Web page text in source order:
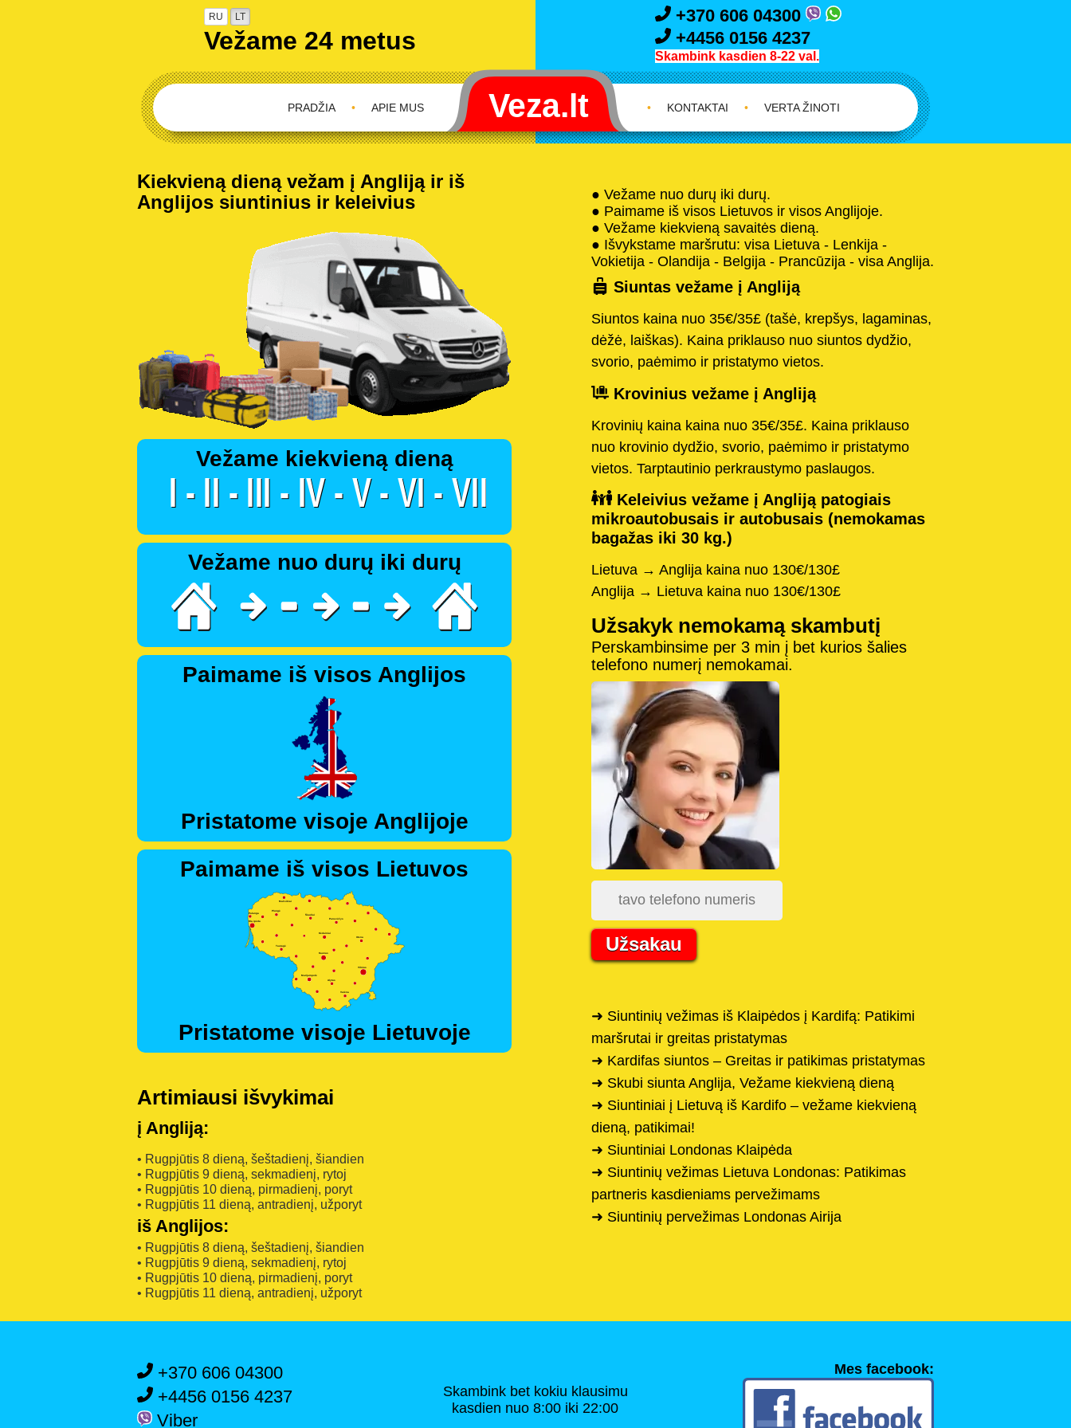
RU LT
Vežame 24 metus
+370 606 04300
+4456 0156 4237
Skambink kasdien 8-22 val.
APIE MUS
•
PRADŽIA • KONTAKTAI • VERTA ŽINOTI
Kiekvieną dieną vežam į Angliją ir iš
Anglijos siuntinius ir keleivius
Vežame kiekvieną dieną
Vežame nuo durų iki durų
Paimame iš visos Anglijos
Pristatome visoje Anglijoje
Paimame iš visos Lietuvos
Pristatome visoje Lietuvoje
Artimiausi išvykimai
į Angliją:
• Rugpjūtis 8 dieną, šeštadienį, šiandien
• Rugpjūtis 9 dieną, sekmadienį, rytoj
• Rugpjūtis 10 dieną, pirmadienį, poryt
• Rugpjūtis 11 dieną, antradienį, užporyt
iš Anglijos:
• Rugpjūtis 8 dieną, šeštadienį, šiandien
• Rugpjūtis 9 dieną, sekmadienį, rytoj
• Rugpjūtis 10 dieną, pirmadienį, poryt
• Rugpjūtis 11 dieną, antradienį, užporyt
● Vežame nuo durų iki durų.
● Paimame iš visos Lietuvos ir visos Anglijoje.
● Vežame kiekvieną savaitės dieną.
● Išvykstame maršrutu: visa Lietuva - Lenkija -
Vokietija - Olandija - Belgija - Prancūzija - visa Anglija.
Siuntas vežame į Angliją
Siuntos kaina nuo 35€/35£ (tašė, krepšys, lagaminas,
dėžė, laiškas). Kaina priklauso nuo siuntos dydžio,
svorio, paėmimo ir pristatymo vietos.
Krovinius vežame į Angliją
Krovinių kaina kaina nuo 35€/35£. Kaina priklauso
nuo krovinio dydžio, svorio, paėmimo ir pristatymo
vietos. Tarptautinio perkraustymo paslaugos.
Keleivius vežame į Angliją patogiais
mikroautobusais ir autobusais (nemokamas
bagažas iki 30 kg.)
Lietuva → Anglija kaina nuo 130€/130£
Anglija → Lietuva kaina nuo 130€/130£
Užsakyk nemokamą skambutį
Perskambinsime per 3 min į bet kurios šalies
telefono numerį nemokamai.
Užsakau
➜ Siuntinių vežimas iš Klaipėdos į Kardifą: Patikimi
maršrutai ir greitas pristatymas
➜ Kardifas siuntos – Greitas ir patikimas pristatymas
➜ Skubi siunta Anglija, Vežame kiekvieną dieną
➜ Siuntiniai į Lietuvą iš Kardifo – vežame kiekvieną
dieną, patikimai!
➜ Siuntiniai Londonas Klaipėda
➜ Siuntinių vežimas Lietuva Londonas: Patikimas
partneris kasdieniams pervežimams
➜ Siuntinių pervežimas Londonas Airija
+370 606 04300
+4456 0156 4237
Viber
Skambink bet kokiu klausimu
kasdien nuo 8:00 iki 22:00
Mes facebook: